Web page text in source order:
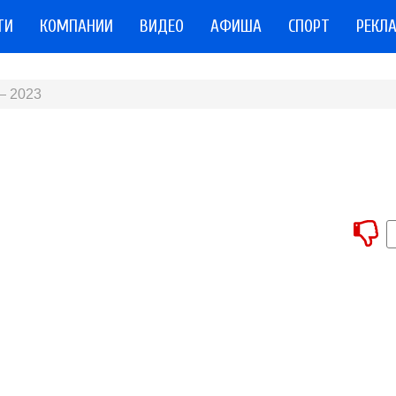
КОМПАНИИ ВИДЕО АФИША СПОРТ
2023